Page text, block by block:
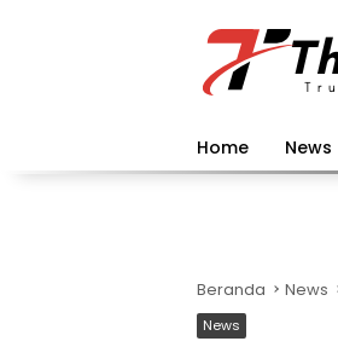
Home News
Beranda News
News